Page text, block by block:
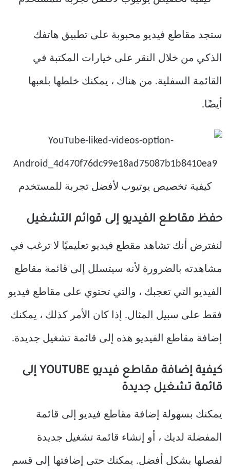
ستجد مقاطع فيديو محبوبة على تطبيق هاتفك
الذكي من خلال النقر على خيارات المكتبة في
القائمة السفلية. من هناك ، يمكنك خلطها بلعبها
أيضًا.
حفظ مقاطع الفيديو إلى قوائم التشغيل
لنفترض أنك تشاهد مقطع فيديو تعليميًا لا ترغب في
مشاهدته بالضرورة لأنه سيتسلل إلى قائمة مقاطع
الفيديو التي تعجبك ، والتي تحتوي على مقاطع فيديو
فقط على سبيل المثال. إذا كان الأمر كذلك ، يمكنك
إضافة مقاطع الفيديو هذه إلى قائمة تشغيل جديدة.
كيفية إضافة مقاطع فيديو YOUTUBE إلى
قائمة تشغيل جديدة
يمكنك بسهولة إضافة مقاطع فيديو إلى قائمة
المفضلة لديك ، أو إنشاء قائمة تشغيل جديدة
لفصلها بشكل أفضل. يمكنك حتى إضافتها إلى قسم